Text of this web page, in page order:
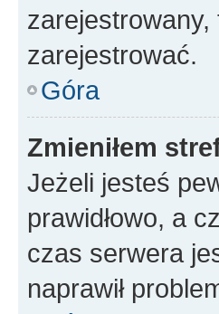
zarejestrować.
Góra
Zmieniłem
Jeżeli jesteś
prawidłowo, a
czas serwera
naprawił